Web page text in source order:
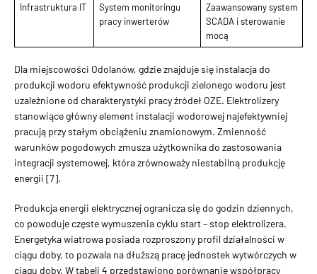
Infrastruktura IT
System monitoringu
pracy inwerterów
Zaawansowany system
SCADA i sterowanie
mocą
Dla miejscowości Odolanów, gdzie znajduje się instalacja do
produkcji wodoru efektywność produkcji zielonego wodoru jest
uzależnione od charakterystyki pracy źródeł OZE. Elektrolizery
stanowiące główny element instalacji wodorowej najefektywniej
pracują przy stałym obciążeniu znamionowym. Zmienność
warunków pogodowych zmusza użytkownika do zastosowania
integracji systemowej, która zrównoważy niestabilną produkcję
energii [7].
Produkcja energii elektrycznej ogranicza się do godzin dziennych,
co powoduje częste wymuszenia cyklu start – stop elektrolizera.
Energetyka wiatrowa posiada rozproszony profil działalności w
ciągu doby, to pozwala na dłuższą pracę jednostek wytwórczych w
ciągu doby. W tabeli 4 przedstawiono porównanie współpracy